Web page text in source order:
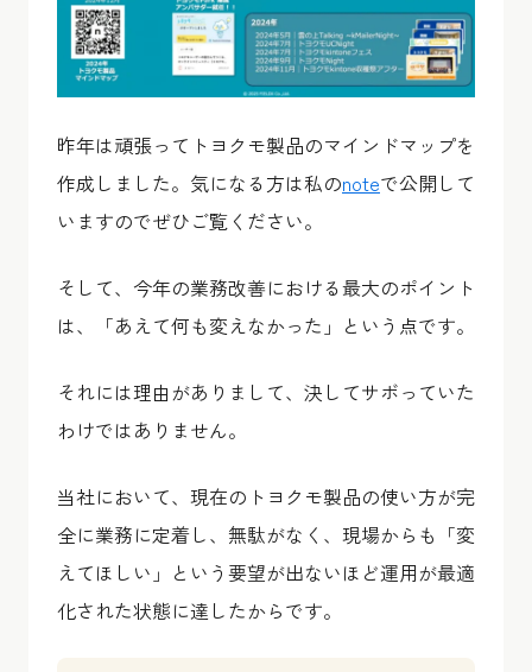
昨年は頑張ってトヨクモ製品のマインドマップを
作成しました。気になる方は私のnoteで公開して
いますのでぜひご覧ください。
そして、今年の業務改善における最大のポイント
は、「あえて何も変えなかった」という点です。
それには理由がありまして、決してサボっていた
わけではありません。
当社において、現在のトヨクモ製品の使い方が完
全に業務に定着し、無駄がなく、現場からも「変
えてほしい」という要望が出ないほど運用が最適
化された状態に達したからです。